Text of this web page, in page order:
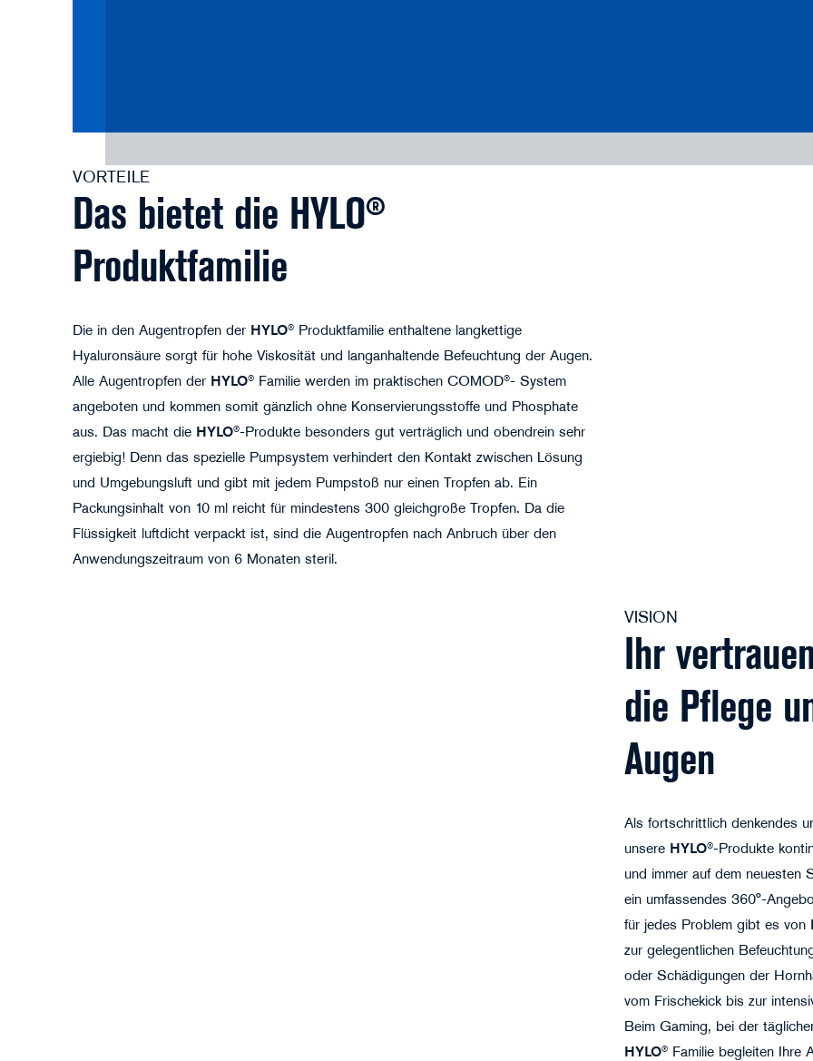
VORTEILE
Das bietet die HYLO®
Produktfamilie
Die in den Augentropfen der HYLO® Produktfamilie enthaltene langkettige
Hyaluronsäure sorgt für hohe Viskosität und langanhaltende Befeuchtung der Augen.
Alle Augentropfen der HYLO® Familie werden im praktischen COMOD®- System
angeboten und kommen somit gänzlich ohne Konservierungsstoffe und Phosphate
aus. Das macht die HYLO®-Produkte besonders gut verträglich und obendrein sehr
ergiebig! Denn das spezielle Pumpsystem verhindert den Kontakt zwischen Lösung
und Umgebungsluft und gibt mit jedem Pumpstoß nur einen Tropfen ab. Ein
Packungsinhalt von 10 ml reicht für mindestens 300 gleichgroße Tropfen. Da die
Flüssigkeit luftdicht verpackt ist, sind die Augentropfen nach Anbruch über den
Anwendungszeitraum von 6 Monaten steril.
©puhhha - stock.adobe.com
VISION
Ihr
die Pflege
Augen
Als fortschrittlich denkendes
unsere HYLO®-Produkte
und immer auf dem neuesten
ein umfassendes 360°-
für jedes Problem gibt es von
zur gelegentlichen
oder Schädigungen der
vom Frischekick bis zur
Beim Gaming, bei der
HYLO® Familie begleiten Ihre
©Monkey Business - stock.adobe.com